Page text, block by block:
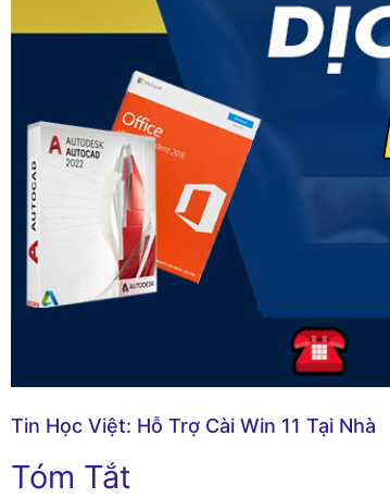
Tin Học Việt: Hỗ Trợ Cài Win 11 Tại Nhà
Tóm Tắt